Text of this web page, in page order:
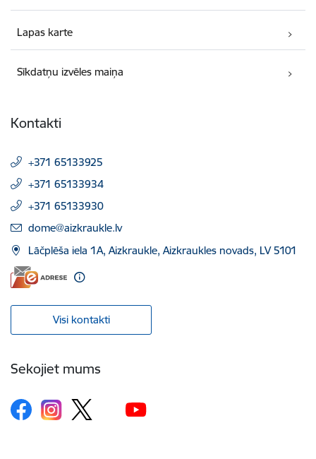
Lapas karte
Sīkdatņu izvēles maiņa
Kontakti
+371 65133925
+371 65133934
+371 65133930
E-pasts:
dome@aizkraukle.lv
Lāčplēša iela 1A, Aizkraukle, Aizkraukles novads, LV 5101
Visi kontakti
Sekojiet mums